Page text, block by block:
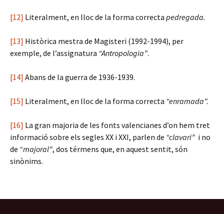
[12] Literalment, en lloc de la forma correcta pedregada.
[13] Històrica mestra de Magisteri (1992-1994), per
exemple, de l’assignatura “Antropologia”.
[14] Abans de la guerra de 1936-1939.
[15] Literalment, en lloc de la forma correcta “enramada”.
[16] La gran majoria de les fonts valencianes d’on hem tret
informació sobre els segles XX i XXI, parlen de “clavari” i no
de “majoral”, dos térmens que, en aquest sentit, són
sinònims.